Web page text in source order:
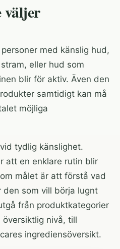
väljer
med känslig hud,
eller hud som
blir för aktiv. Även den
samtidigt kan må
möjliga
tydlig känslighet.
att en enklare rutin blir
målet är att förstå vad
den som vill börja lugnt
från produktkategorier
nivå, till
ingrediensöversikt.